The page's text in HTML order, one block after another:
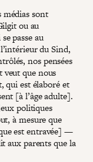
sont
ou au
passe au
du Sind,
nos pensées
veut que nous
qui est élaboré et
[à l’âge adulte].
politiques
à mesure que
est entravée] —
aux parents que la